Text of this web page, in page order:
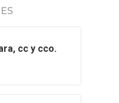
cc y cco.